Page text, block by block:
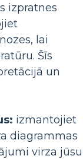
izpratnes
lai
Šīs
un
izmantojiet
diagrammas
virza jūsu